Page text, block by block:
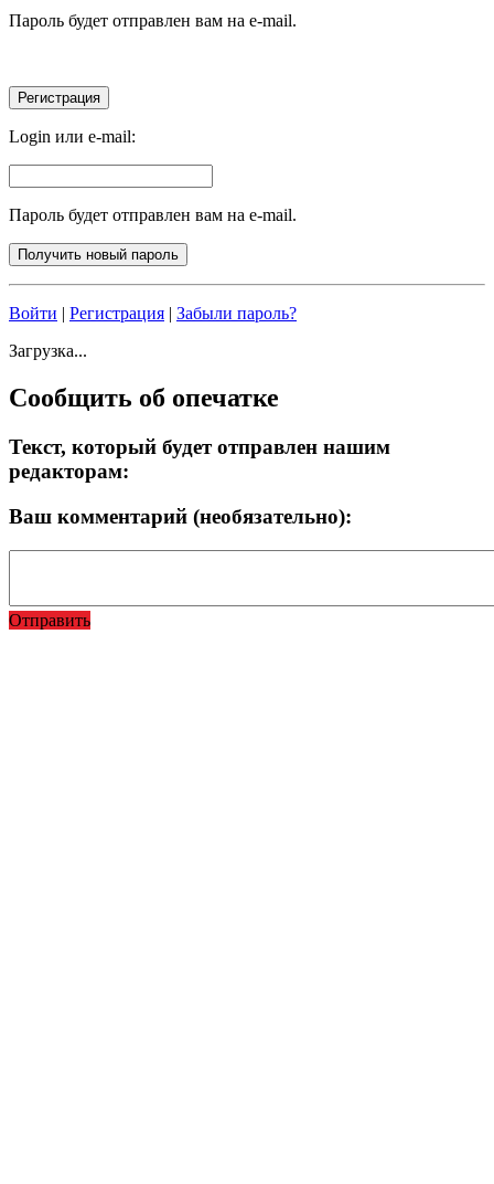
Пароль будет отправлен вам на e-mail.
Login или e-mail:
Пароль будет отправлен вам на e-mail.
Войти | Регистрация | Забыли пароль?
Загрузка...
Сообщить об опечатке
Текст, который будет отправлен нашим
редакторам:
Ваш комментарий (необязательно):
Отправить